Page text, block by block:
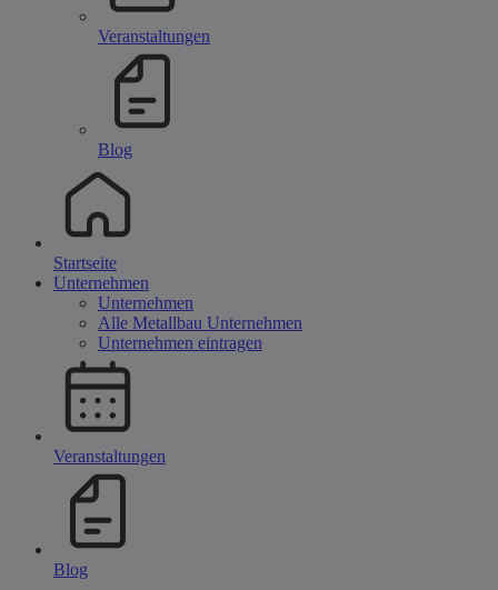
Veranstaltungen
Blog
Startseite
Unternehmen
Unternehmen
Alle Metallbau Unternehmen
Unternehmen eintragen
Veranstaltungen
Blog